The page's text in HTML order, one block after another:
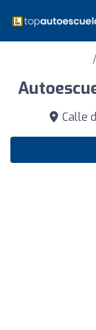
Calle